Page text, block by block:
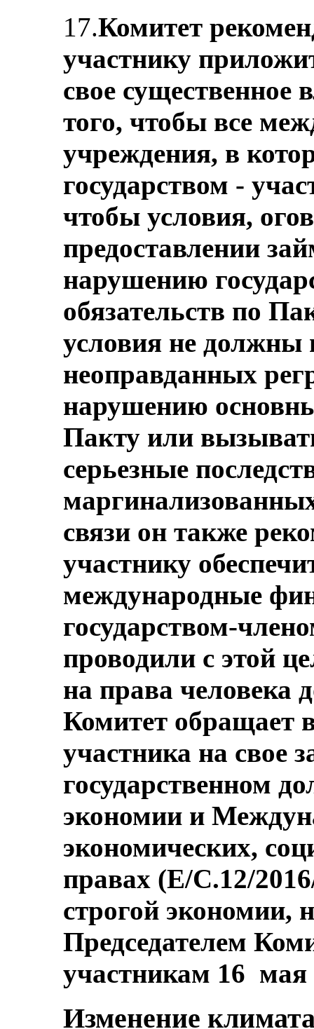
17.Комитет
участнику
свое существенное
того, чтобы все
учреждения, в
государством ‑
чтобы условия,
предоставлении
нарушению
обязательств по
условия не
неоправданных
нарушению
Пакту или
серьезные
связи он также
участнику
международные
государством-
проводили с этой
на права человека
Комитет обращает
участника на свое
государственном
экономии и
экономических,
правах (E/C.12/
строгой экономии,
Председателем
участникам 16 мая
Изменение